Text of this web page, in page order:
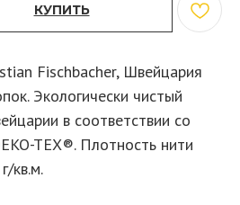
КУПИТЬ
Fischbacher, Швейцария
Экологически чистый
в соответствии со
TEX®. Плотность нити
кв.м.